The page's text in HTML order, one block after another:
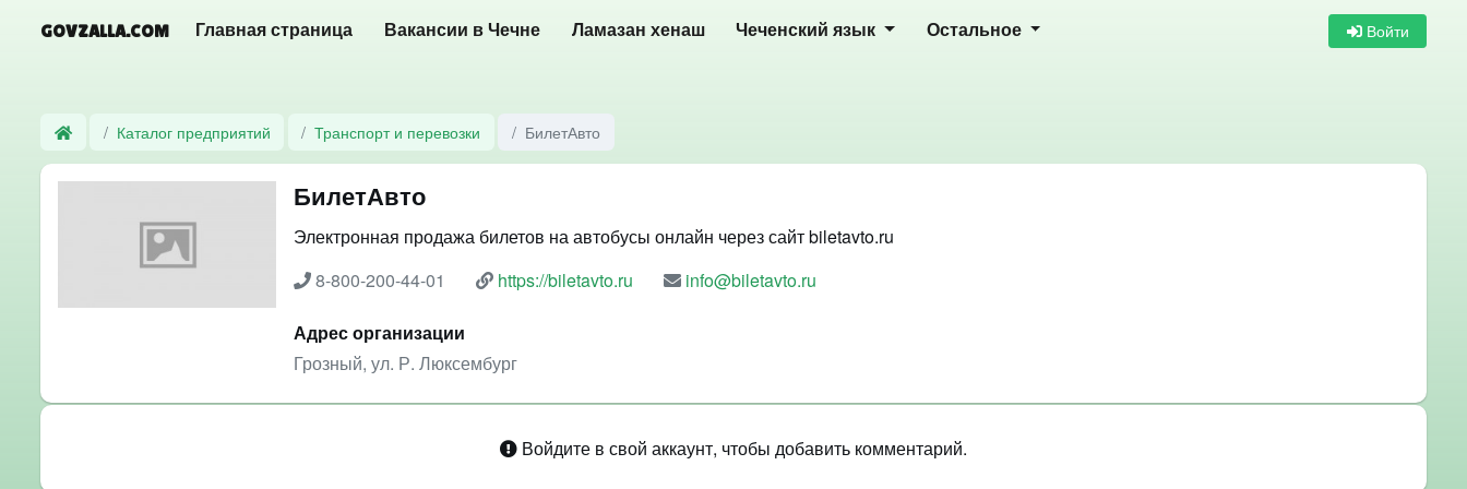
GOVZALLA.COM Главная страница Вакансии в Чечне Ламазан хенаш Чеченский язык Остальное Войти
Каталог предприятий Транспорт и перевозки БилетАвто
БилетАвто
Электронная продажа билетов на автобусы онлайн через сайт biletavto.ru
8-800-200-44-01
https://biletavto.ru info@biletavto.ru
Адрес организации
Грозный, ул. Р. Люксембург
Войдите в свой аккаунт, чтобы добавить комментарий.